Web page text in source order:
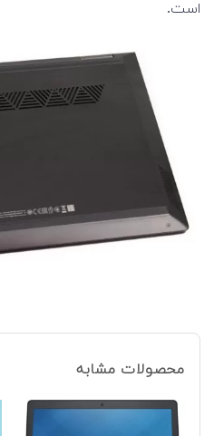
است.
محصولات مشابه